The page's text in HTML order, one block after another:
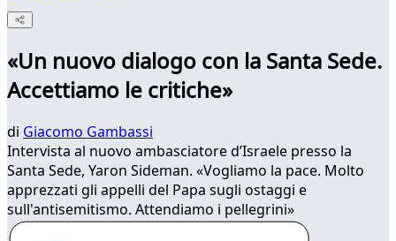
«Un nuovo dialogo con la Santa Sede.
Accettiamo le critiche»
di Giacomo Gambassi
Intervista al nuovo ambasciatore d’Israele presso la
Santa Sede, Yaron Sideman. «Vogliamo la pace. Molto
apprezzati gli appelli del Papa sugli ostaggi e
sull'antisemitismo. Attendiamo i pellegrini»